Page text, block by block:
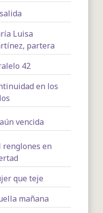
Luisa
partera
42
en los
vencida
renglones en
que teje
mañana